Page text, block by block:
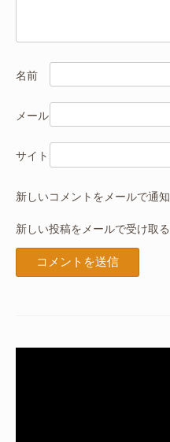
名前
メール
サイト
新しいコメントをメールで通知
新しい投稿をメールで受け取る